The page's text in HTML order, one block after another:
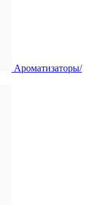
Ароматизаторы/